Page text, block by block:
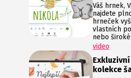
Váš hrnek,
najdete
hrneček
vlastních
nebo
video
Exkluzivní
kolekce